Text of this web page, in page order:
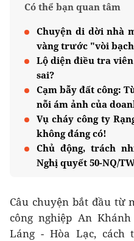
Có thể bạn quan tâm
Chuyện di dời nhà
vàng trước "vòi
Lộ diện điều tra
sai?
Cạm bẫy đất công:
nỗi ám ảnh của
Vụ cháy công ty
không đáng có!
Chủ động, trách
Nghị quyết 50-NQ/
Câu chuyện bắt đầu từ
công nghiệp An
Láng - Hòa Lạc, cách